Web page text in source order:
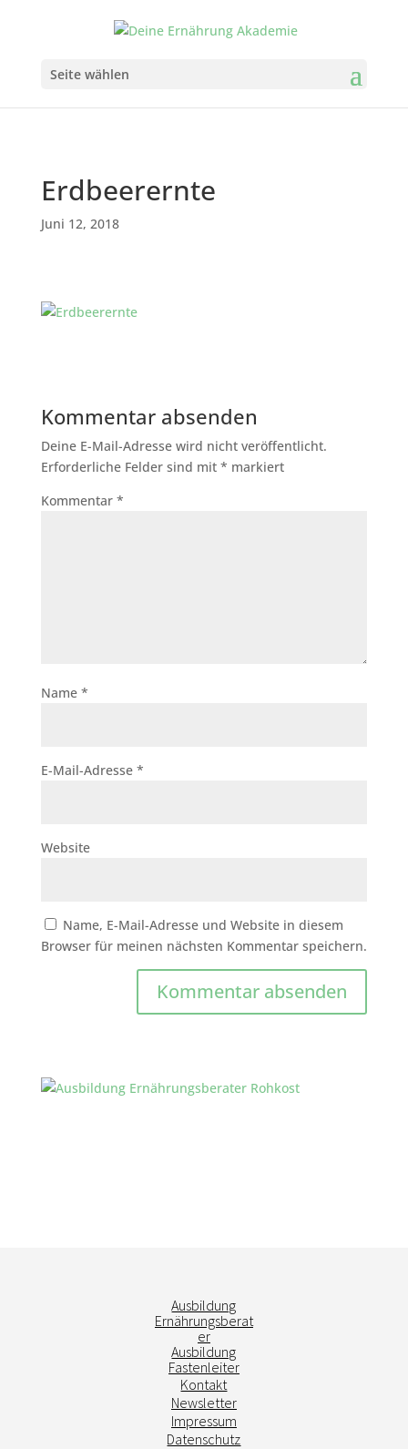
Seite wählen
Erdbeerernte
Juni 12, 2018
Kommentar absenden
Deine E-Mail-Adresse wird nicht veröffentlicht.
Erforderliche Felder sind mit * markiert
Kommentar *
Name *
E-Mail-Adresse *
Website
Name, E-Mail-Adresse und Website in diesem
Browser für meinen nächsten Kommentar speichern.
Ausbildung
Ernährungsberat
er
Ausbildung
Fastenleiter
Kontakt
Newsletter
Impressum
Datenschutz